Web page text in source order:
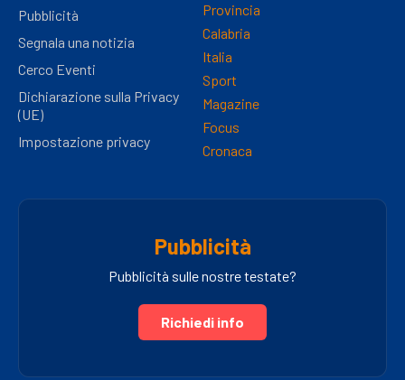
Pubblicità
Segnala una notizia
Cerco Eventi
Dichiarazione sulla Privacy
(UE)
Impostazione privacy
Provincia
Calabria
Italia
Sport
Magazine
Focus
Cronaca
Pubblicità
Pubblicità sulle nostre testate?
Richiedi info